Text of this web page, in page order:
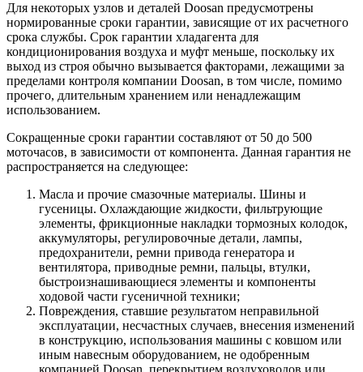
Для некоторых узлов и деталей Doosan предусмотрены
нормированные сроки гарантии, зависящие от их расчетного
срока службы. Срок гарантии хладагента для
кондиционирования воздуха и муфт меньше, поскольку их
выход из строя обычно вызывается факторами, лежащими за
пределами контроля компании Doosan, в том числе, помимо
прочего, длительным хранением или ненадлежащим
использованием.
Сокращенные сроки гарантии составляют от 50 до 500
моточасов, в зависимости от компонента. Данная гарантия не
распространяется на следующее:
Масла и прочие смазочные материалы. Шины и
гусеницы. Охлаждающие жидкости, фильтрующие
элементы, фрикционные накладки тормозных колодок,
аккумуляторы, регулировочные детали, лампы,
предохранители, ремни привода генератора и
вентилятора, приводные ремни, пальцы, втулки,
быстроизнашивающиеся элементы и компоненты
ходовой части гусеничной техники;
Повреждения, ставшие результатом неправильной
эксплуатации, несчастных случаев, внесения изменений
в конструкцию, использования машины с ковшом или
иным навесным оборудованием, не одобренным